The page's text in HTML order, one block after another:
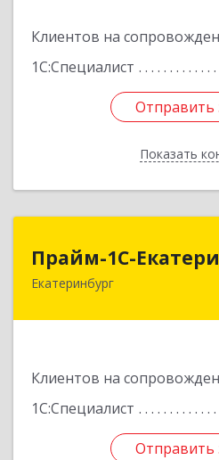
Клиентов на
1С:Специалист
Отправить
Показать
Отправить
Назад
Прайм-1С-
Екатеринбург
Клиентов на
1С:Специалист
Отправить
Прайм-
620142, Свердловская
Отправить